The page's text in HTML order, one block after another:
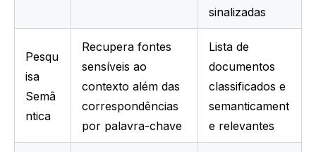
sinalizadas
Pesqu
isa
Semâ
ntica
Recupera fontes
sensíveis ao
contexto além das
correspondências
por palavra-chave
Lista de
documentos
classificados e
semanticament
e relevantes